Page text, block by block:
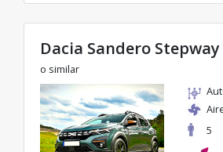
Dacia Sandero
o similar
5